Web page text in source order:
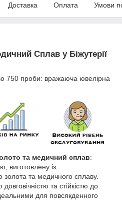
Доставка Оплата Умови
Сплав у Біжутерії
750 проби: вражаюча ювелірна
та медичний сплав:
виготовлену із
золота та медичного сплаву.
та стійкістю до
для повсякденного